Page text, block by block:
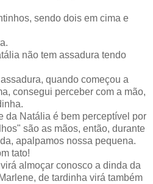
sendo dois em cima e
não tem assadura tendo
quando começou a
consegui perceber com a mão,
da Natália é bem perceptível por
são as mãos, então, durante
apalpamos nossa pequena.
tato!
almoçar conosco a dinda da
de tardinha virá também